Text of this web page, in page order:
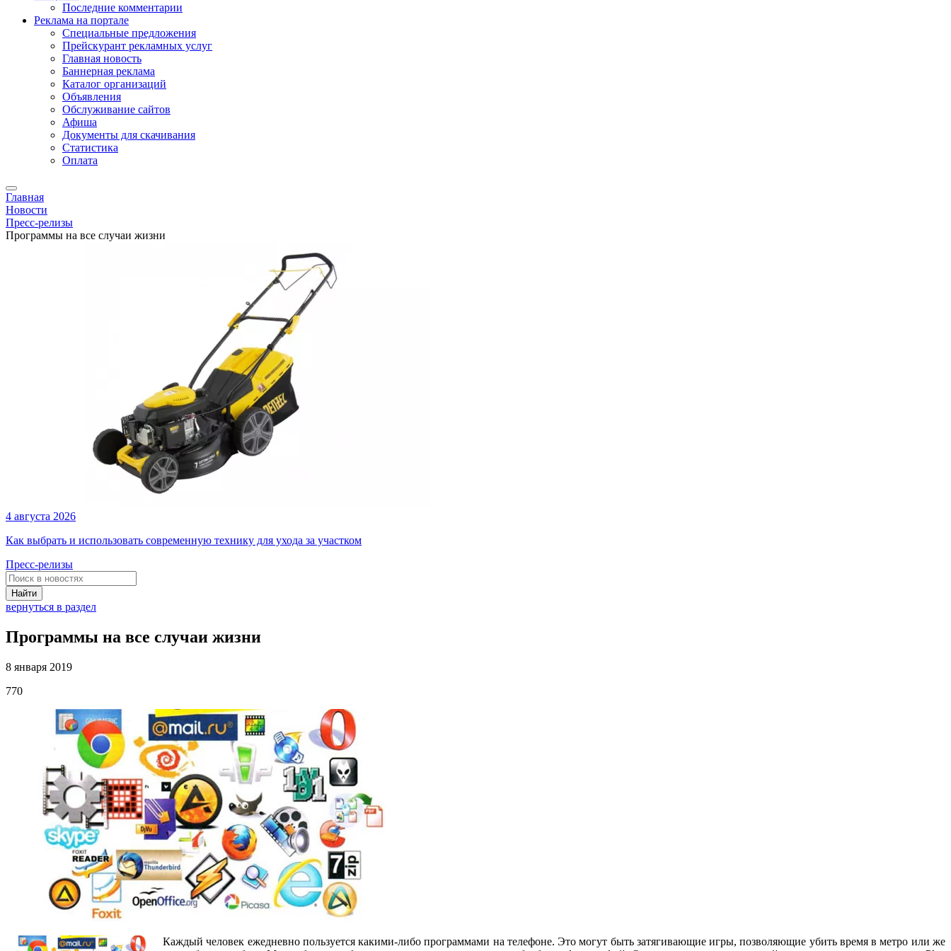
Последние комментарии
Реклама на портале
Специальные предложения
Прейскурант рекламных услуг
Главная новость
Баннерная реклама
Каталог организаций
Объявления
Обслуживание сайтов
Афиша
Документы для скачивания
Статистика
Оплата
Главная
Новости
Пресс-релизы
Программы на все случаи жизни
4 августа 2026
Как выбрать и использовать современную технику для ухода за участком
Пресс-релизы
Найти
вернуться в раздел
Программы на все случаи жизни
8 января 2019
770
Каждый человек ежедневно пользуется какими-либо программами на телефоне. Это могут быть затягивающие игры, позволяющие убить время в метро или же